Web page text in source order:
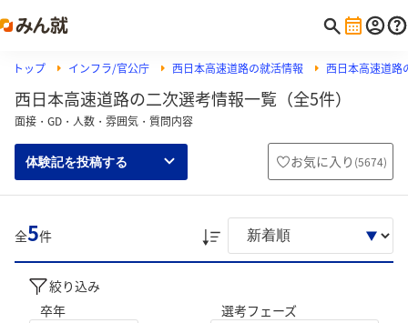
トップ インフラ/官公庁 西日本高速道路の就活情報 西日本高速道路
西日本高速道路の二次選考情報一覧（全5件）
面接・GD・人数・雰囲気・質問内容
体験記を投稿する お気に入り (5674)
全5件
絞り込み
卒年
選考フェーズ